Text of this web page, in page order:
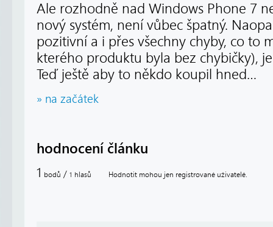
Ale rozhodně nad Windows Phone 7
nový systém, není vůbec špatný.
pozitivní a i přes všechny chyby, co to
kterého produktu byla bez chybičky),
Teď ještě aby to někdo koupil hned…
» na začátek
hodnocení článku
1 bodů / 1 hlasů Hodnotit mohou jen registrované uživatelé.